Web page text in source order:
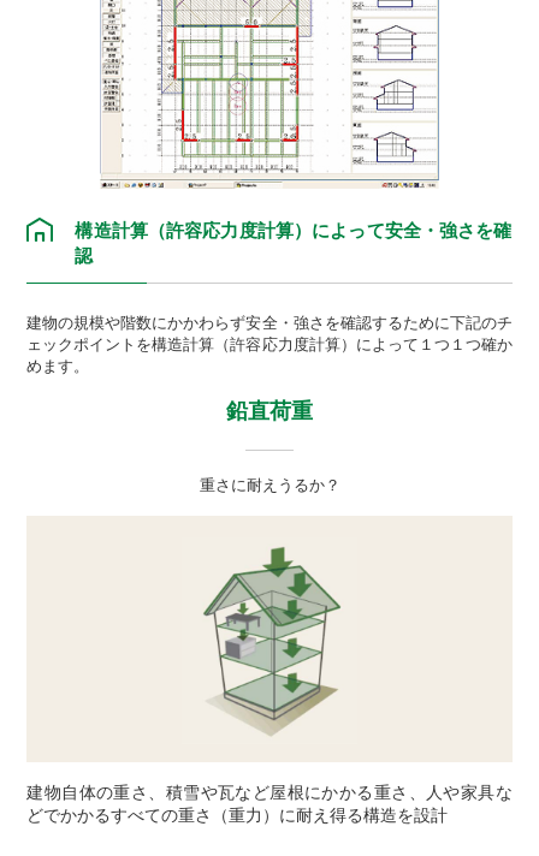
構造計算（許容応力度計算）によって安全・強さを確
認
建物の規模や階数にかかわらず安全・強さを確認するために下記のチ
ェックポイントを構造計算（許容応力度計算）によって１つ１つ確か
めます。
鉛直荷重
重さに耐えうるか？
建物自体の重さ、積雪や瓦など屋根にかかる重さ、人や家具な
どでかかるすべての重さ（重力）に耐え得る構造を設計